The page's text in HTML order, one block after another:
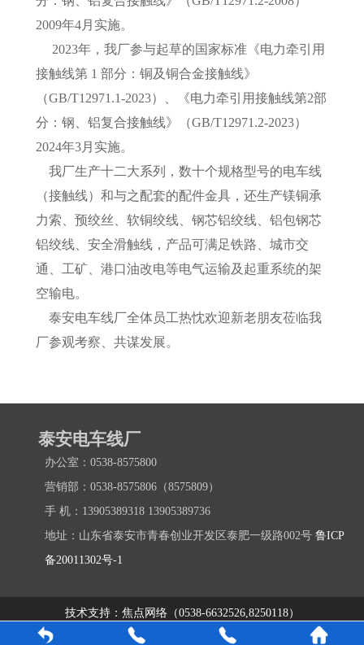
2009年4月实施。
2023年，我厂参与起草的国家标准《电力牵引用
接触线第 1 部分：铜及铜合金接触线》
（GB/T12971.1-2023）、《电力牵引用接触线第2部
分：钢、铝复合接触线》（GB/T12971.2-2023）
2024年3月实施。
我厂生产十二大系列，数十个规格型号的电车线
（接触线）和与之配套的配件金具，还生产镁铜承
力索、预绞丝、软铜绞线、钢芯铝绞线、铝包钢芯
铝绞线、安全滑触线，产品可满足铁路、城市交
通、工矿、港口油改电等电气运输及起重系统的架
空输电。
泰安电车线厂全体员工热忱欢迎新老朋友莅临我
厂参观考察、共谋发展。
泰安电车线厂
办公室：0538-8575800
营销部：0538-8575806（8575809）
手 机：13905389318 13905389736
地址：山东省泰安市青春创业开发区泰肥一级路002号 鲁ICP
备20011302号-1
技术支持：焦点网络（0538-6632526,8250118）